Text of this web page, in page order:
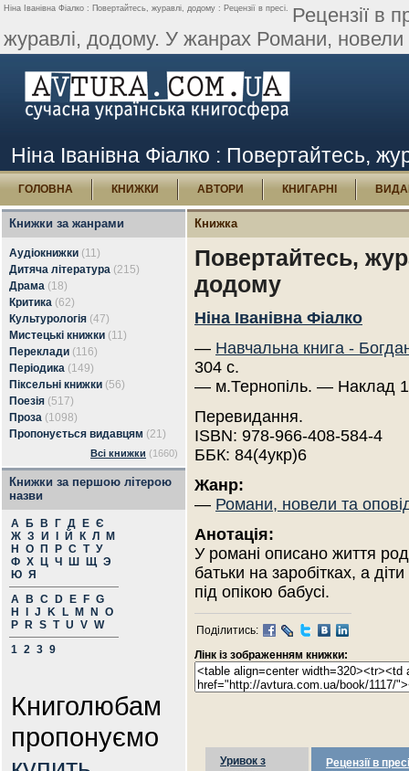
Ніна Іванівна Фіалко : Повертайтесь, журавлі, додому : Рецензії в пресі. Рецензії в
журавлі, додому. У жанрах Романи, новели
Ніна Іванівна Фіалко : Повертайтесь,
ГОЛОВНА КНИЖКИ АВТОРИ КНИГАРНІ
Книжки за жанрами
Аудіокнижки (11)
Дитяча література (215)
Драма (18)
Критика (62)
Культурологія (47)
Мистецькі книжки (11)
Переклади (116)
Періодика (149)
Піксельні книжки (56)
Поезія (517)
Проза (1098)
Пропонується видавцям (21)
Всі книжки (1660)
Книжки за першою літерою
назви
А Б В Г Д Е Є
Ж З И Й К Л
М
Н
О П Р С Т У
Ф Х Ц Ч Ш Щ Э
Ю Я
A
B C D E F G
H
J K L M N
O
P
R S T U V W
1 2 3 9
Книголюбам
пропонуємо
Книжка
Повертайтесь,
додому
Ніна Іванівна Фіалко
— Навчальна книга -
304 с.
— м.Тернопіль. — Наклад
Перевидання.
ISBN: 978-966-408-584-4
ББК: 84(4укр)6
Жанр:
— Романи, новели та
Анотація:
У романі описано життя
батьки на заробітках, а
під опікою бабусі.
Поділитись:
Лінк із зображенням книжки:
Уривок з
Рецензії в пресі